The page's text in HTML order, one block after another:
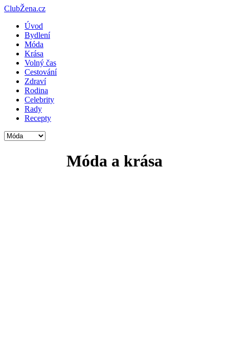
ClubŽena.cz
Úvod
Bydlení
Móda
Krása
Volný čas
Cestování
Zdraví
Rodina
Celebrity
Rady
Recepty
Móda a krása